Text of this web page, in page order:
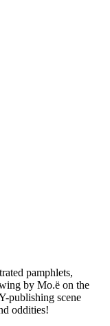
pamphlets,
by Mo.ë on the
publishing scene
oddities!